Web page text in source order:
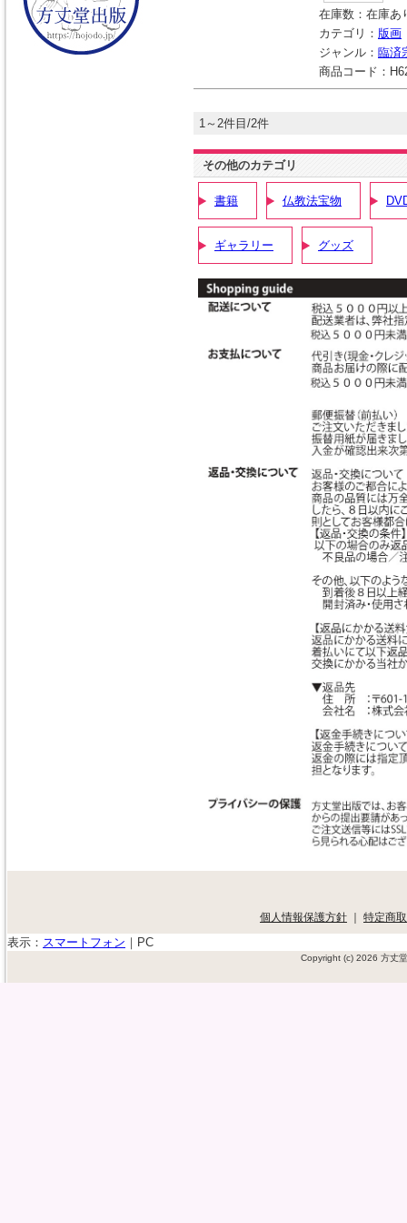
在庫数： 在庫あ
カテゴリ： 版画
ジャンル： 臨済
商品コード：
1～2件目/2件
その他のカテゴリ
書籍 仏教法宝物
ギャラリー グッズ
個人情報保護方針 ｜ 特定商
表示： スマートフォン ｜ PC
Copyright (c) 2026 方丈